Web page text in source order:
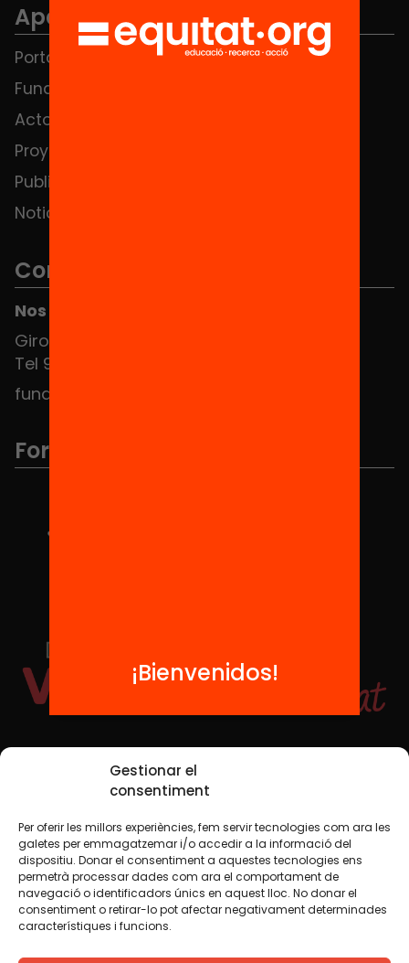
Gestionar el
consentiment
Per oferir les millors experiències, fem servir tecnologies com ara les
galetes per emmagatzemar i/o accedir a la informació del
dispositiu. Donar el consentiment a aquestes tecnologies ens
permetrà processar dades com ara el comportament de
navegació o identificadors únics en aquest lloc. No donar el
consentiment o retirar-lo pot afectar negativament determinades
característiques i funcions.
Apartados
Portada
Fundación
Actos
Proyectos
Publicaciones y vídeos
Noticias
FAQS
Contacto
Nos puedes encontrar en el HUB Social
Girona 34, interior 08010 Barcelona
Tel 934 588 700
fundacio@equitat.org
Formamos parte de...
Redes sociales
TWT YTB IG FB IN
Aviso legalPolítica de cookies
¡Bienvenidos!